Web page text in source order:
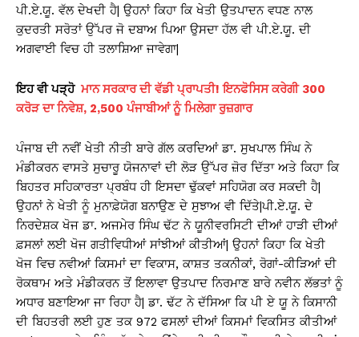
ਪੀ.ਏ.ਯੂ. ਵੱਲ ਦੇਖਦੀ ਹੈ| ਉਹਨਾਂ ਕਿਹਾ ਕਿ ਖੇਤੀ ਉਤਪਾਦਨ ਵਧਣ ਨਾਲ
ਕੁਦਰਤੀ ਸਰੋਤਾਂ ਉੱਪਰ ਜੋ ਦਬਾਅ ਪਿਆ ਉਸਦਾ ਹੱਲ ਵੀ ਪੀ.ਏ.ਯੂ. ਦੀ
ਅਗਵਾਈ ਵਿਚ ਹੀ ਤਲਾਸ਼ਿਆ ਜਾਵੇਗਾ|
ਇਹ ਵੀ ਪੜ੍ਹੋ ਮਾਨ ਸਰਕਾਰ ਦੀ ਵੱਡੀ ਪ੍ਰਾਪਤੀ! ਇਨਫੋਸਿਸ ਕਰੇਗੀ 300
ਕਰੋੜ ਦਾ ਨਿਵੇਸ਼, 2,500 ਪੰਜਾਬੀਆਂ ਨੂੰ ਮਿਲੇਗਾ ਰੁਜ਼ਗਾਰ
ਪੰਜਾਬ ਦੀ ਨਵੀਂ ਖੇਤੀ ਨੀਤੀ ਬਾਰੇ ਗੱਲ ਕਰਦਿਆਂ ਡਾ. ਸੁਖਪਾਲ ਸਿੰਘ ਨੇ
ਮੰਡੀਕਰਨ ਵਾਸਤੇ ਸੁਚਾਰੂ ਯੋਜਨਾਵਾਂ ਦੀ ਲੋੜ ਉੱਪਰ ਜ਼ੋਰ ਦਿੱਤਾ ਅਤੇ ਕਿਹਾ ਕਿ
ਬਿਹਤਰ ਸਹਿਕਾਰਤਾ ਪ੍ਰਬੰਧ ਹੀ ਇਸਦਾ ਢੁੱਕਵਾਂ ਸਹਿਯੋਗ ਕਰ ਸਕਦੀ ਹੈ|
ਉਹਨਾਂ ਨੇ ਖੇਤੀ ਨੂੰ ਮੁਨਾਫ਼ੇਯੋਗ ਬਨਾਉਣ ਦੇ ਸੁਝਾਅ ਵੀ ਦਿੱਤੇ|ਪੀ.ਏ.ਯੂ. ਦੇ
ਨਿਰਦੇਸ਼ਕ ਖੋਜ ਡਾ. ਅਜਮੇਰ ਸਿੰਘ ਢੱਟ ਨੇ ਯੂਨੀਵਰਸਿਟੀ ਦੀਆਂ ਹਾੜੀ ਦੀਆਂ
ਫ਼ਸਲਾਂ ਲਈ ਖੋਜ ਗਤੀਵਿਧੀਆਂ ਸਾਂਝੀਆਂ ਕੀਤੀਆਂ| ਉਹਨਾਂ ਕਿਹਾ ਕਿ ਖੇਤੀ
ਖੋਜ ਵਿਚ ਨਵੀਆਂ ਕਿਸਮਾਂ ਦਾ ਵਿਕਾਸ, ਕਾਸ਼ਤ ਤਕਨੀਕਾਂ, ਰੋਗਾਂ-ਕੀੜਿਆਂ ਦੀ
ਰੋਕਥਾਮ ਅਤੇ ਮੰਡੀਕਰਨ ਤੋਂ ਇਲਾਵਾ ਉਤਪਾਦ ਨਿਰਮਾਣ ਬਾਰੇ ਨਵੀਨ ਲੱਭਤਾਂ ਨੂੰ
ਅਧਾਰ ਬਣਾਇਆ ਜਾ ਰਿਹਾ ਹੈ| ਡਾ. ਢੱਟ ਨੇ ਦੱਸਿਆ ਕਿ ਪੀ ਏ ਯੂ ਨੇ ਕਿਸਾਨੀ
ਦੀ ਬਿਹਤਰੀ ਲਈ ਹੁਣ ਤਕ 972 ਫਸਲਾਂ ਦੀਆਂ ਕਿਸਮਾਂ ਵਿਕਸਿਤ ਕੀਤੀਆਂ